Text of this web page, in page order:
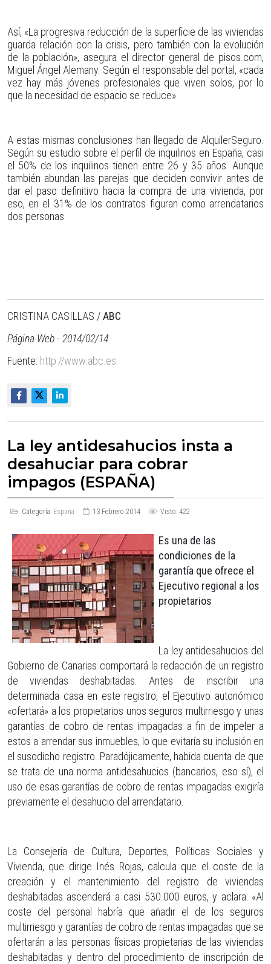
Así, «La progresiva reducción de la superficie de las viviendas
guarda relación con la crisis, pero también con la evolución
de la población», asegura el director general de pisos.com,
Miguel Ángel Alemany. Según el responsable del portal, «cada
vez hay más jóvenes profesionales que viven solos, por lo
que la necesidad de espacio se reduce».
A estas mismas conclusiones han llegado de AlquilerSeguro.
Según su estudio sobre el perfil de inquilinos en España, casi
el 50% de los inquilinos tienen entre 26 y 35 años. Aunque
también abundan las parejas que deciden convivir antes de
dar el paso definitivo hacia la compra de una vivienda, por
eso, en el 31% de los contratos figuran como arrendatarios
dos personas.
CRISTINA CASILLAS /ABC
Página Web - 2014/02/14
Fuente: http://www.abc.es
La ley antidesahucios insta a
desahuciar para cobrar
impagos (ESPAÑA)
Categoría: España 13 Febrero 2014 Visto: 422
Es una de las
condiciones de la
garantía que ofrece el
Ejecutivo regional a los
propietarios
La ley antidesahucios del
Gobierno de Canarias comportará la redacción de un registro
de viviendas deshabitadas. Antes de inscribir una
determinada casa en este registro, el Ejecutivo autonómico
«ofertará» a los propietarios unos seguros multirriesgo y unas
garantías de cobro de rentas impagadas a fin de impeler a
estos a arrendar sus inmuebles, lo que evitaría su inclusión en
el susodicho registro. Paradójicamente, habida cuenta de que
se trata de una norma antidesahucios (bancarios, eso sí), el
uso de esas garantías de cobro de rentas impagadas exigiría
previamente el desahucio del arrendatario.
La Consejería de Cultura, Deportes, Políticas Sociales y
Vivienda, que dirige Inés Rojas, calcula que el coste de la
creación y el mantenimiento del registro de viviendas
deshabitadas ascenderá a casi 530.000 euros, y aclara: «Al
coste del personal habría que añadir el de los seguros
multirriesgo y garantías de cobro de rentas impagadas que se
ofertarán a las personas físicas propietarias de las viviendas
deshabitadas y dentro del procedimiento de inscripción de